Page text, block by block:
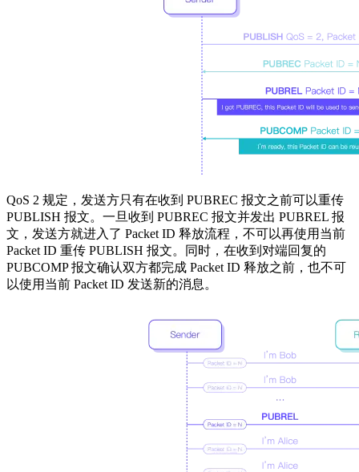
QoS 2 规定，发送方只有在收到 PUBREC 报文之前可以重传
PUBLISH 报文。一旦收到 PUBREC 报文并发出 PUBREL 报
文，发送方就进入了 Packet ID 释放流程，不可以再使用当前
Packet ID 重传 PUBLISH 报文。同时，在收到对端回复的
PUBCOMP 报文确认双方都完成 Packet ID 释放之前，也不可
以使用当前 Packet ID 发送新的消息。